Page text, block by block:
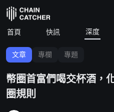
首頁 快訊 深度
文章 專欄 專題
幣圈首富們喝交杯酒，
圈規則